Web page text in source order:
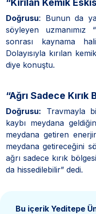
Doğrusu: Bunun da
söyleyen uzmanımız
sonrası kaynama
Dolayısıyla kırılan
diye konuştu.
“Ağrı Sadece
Doğrusu: Travmayla
kaybı meydana
meydana getiren
meydana getireceğini
ağrı sadece kırık
da hissedilebilir” dedi.
Bu içerik Yeditepe